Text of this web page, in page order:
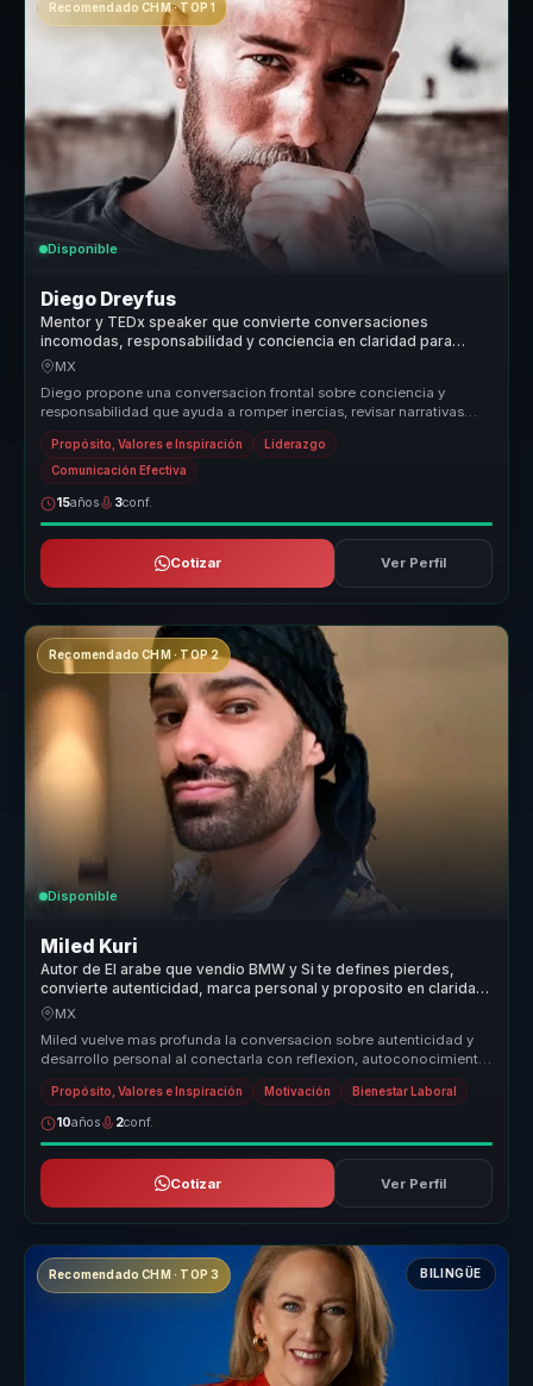
Recomendado CHM · TOP 1
Disponible
Diego Dreyfus
Mentor y TEDx speaker que convierte conversaciones
incomodas, responsabilidad y conciencia en claridad para
lideres y equipos.
MX
Diego propone una conversacion frontal sobre conciencia y
responsabilidad que ayuda a romper inercias, revisar narrativas
personales y ab...
Propósito, Valores e Inspiración Liderazgo
Comunicación Efectiva
15años 3conf.
Cotizar Ver Perfil
Recomendado CHM · TOP 2
Disponible
Miled Kuri
Autor de El arabe que vendio BMW y Si te defines pierdes,
convierte autenticidad, marca personal y proposito en claridad
para equipos.
MX
Miled vuelve mas profunda la conversacion sobre autenticidad y
desarrollo personal al conectarla con reflexion, autoconocimiento
y vincul...
Propósito, Valores e Inspiración Motivación Bienestar Laboral
10años 2conf.
Cotizar Ver Perfil
Recomendado CHM · TOP 3 BILINGÜE